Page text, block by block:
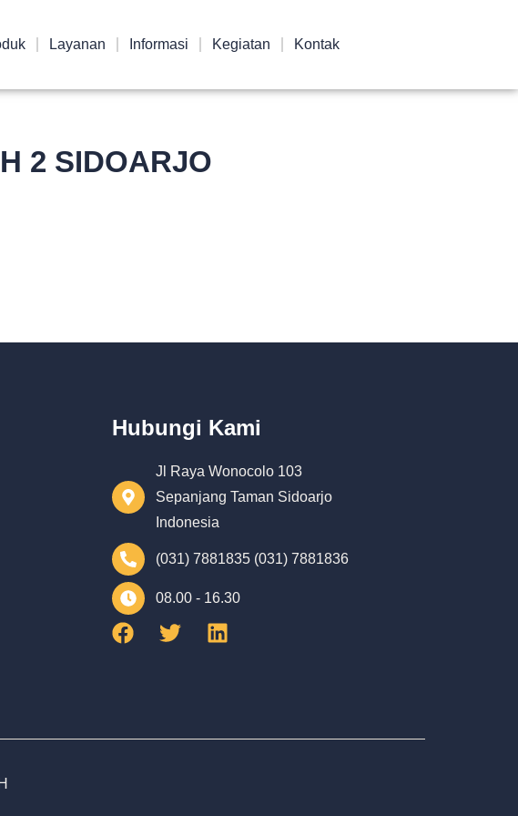
Layanan Informasi Kegiatan Kontak
2 SIDOARJO
Hubungi Kami
Jl Raya Wonocolo 103
Sepanjang Taman Sidoarjo
Indonesia
(031) 7881835 (031) 7881836
08.00 - 16.30